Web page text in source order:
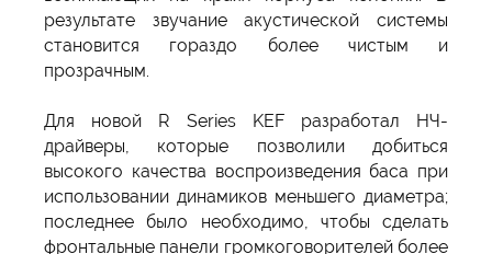
результате звучание акустической системы
становится гораздо более чистым и
прозрачным.
Для новой R Series KEF разработал НЧ-
драйверы, которые позволили добиться
высокого качества воспроизведения баса при
использовании динамиков меньшего диаметра;
последнее было необходимо, чтобы сделать
фронтальные панели громкоговорителей более